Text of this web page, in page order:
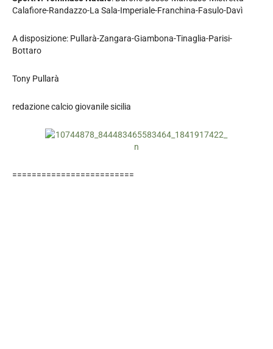
Calafiore-Randazzo-La Sala-Imperiale-Franchina-Fasulo-Davì
A disposizione: Pullarà-Zangara-Giambona-Tinaglia-Parisi-
Bottaro
Tony Pullarà
redazione calcio giovanile sicilia
=========================